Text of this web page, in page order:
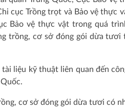
cục Trồng trọt và Bảo vệ thực
Bảo vệ thực vật trong quá
trồng, cơ sở đóng gói dừa
liệu kỹ thuật liên quan đến
cơ sở đóng gói dừa tươi có